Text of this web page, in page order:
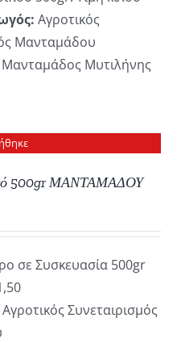
Αγροτικός
Μανταμάδου
Μανταμάδος Μυτιλήνης
500gr ΜΑΝΤΑΜΑΔΟΥ
σε Συσκευασία 500gr
Αγροτικός Συνεταιρισμός